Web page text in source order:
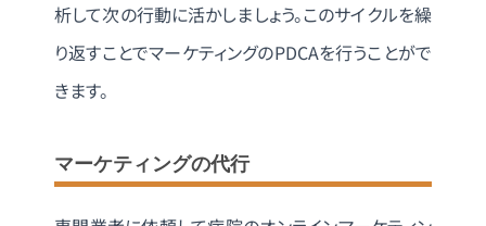
析して次の行動に活かしましょう。このサイクルを繰
り返すことでマーケティングのPDCAを行うことがで
きます。
マーケティングの代行